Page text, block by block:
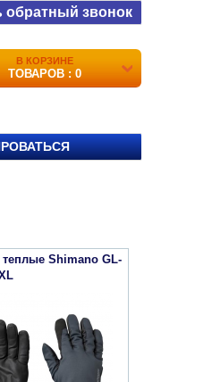
обратный звонок
В КОРЗИНЕ
ТОВАРОВ : 0
теплые Shimano GL-